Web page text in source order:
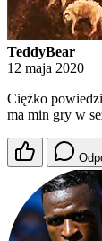
TeddyBear
12 maja 2020
Ciężko
ma min gry w